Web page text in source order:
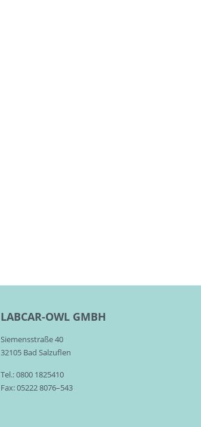
LABCAR-OWL GMBH
Siemensstraße 40
32105 Bad Salzuflen
Tel.: 0800 1825410
Fax: 05222 8076–543